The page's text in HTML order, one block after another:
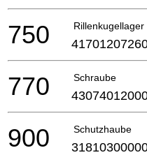
Rillenkugellager
750
Schraube
770
Schutzhaube
900